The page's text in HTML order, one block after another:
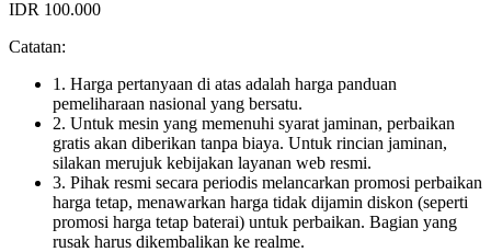
IDR 100.000
Catatan:
1. Harga pertanyaan di atas adalah harga panduan
pemeliharaan nasional yang bersatu.
2. Untuk mesin yang memenuhi syarat jaminan, perbaikan
gratis akan diberikan tanpa biaya. Untuk rincian jaminan,
silakan merujuk kebijakan layanan web resmi.
3. Pihak resmi secara periodis melancarkan promosi perbaikan
harga tetap, menawarkan harga tidak dijamin diskon (seperti
promosi harga tetap baterai) untuk perbaikan. Bagian yang
rusak harus dikembalikan ke realme.